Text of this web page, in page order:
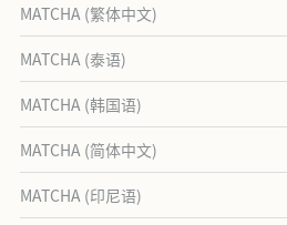
MATCHA (繁体中文)
MATCHA (泰语)
MATCHA (韩国语)
MATCHA (简体中文)
MATCHA (印尼语)